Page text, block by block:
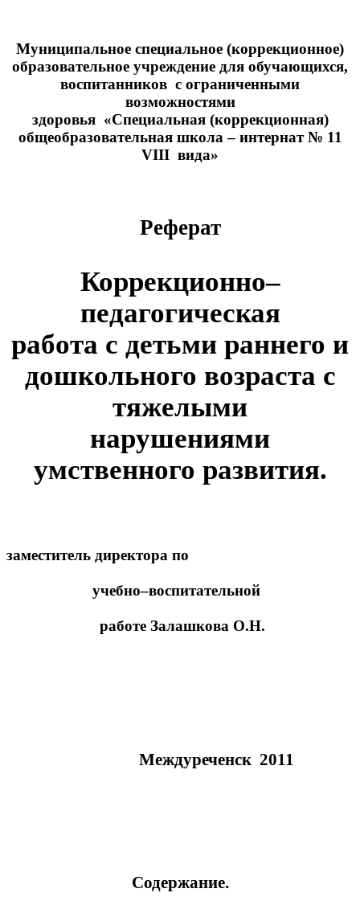
Муниципальное специальное (коррекционное)
образовательное учреждение для обучающихся,
воспитанников с ограниченными
возможностями
здоровья «Специальная (коррекционная)
общеобразовательная школа – интернат № 11
VIII вида»
Реферат
Коррекционно–
педагогическая
работа с детьми раннего и
дошкольного возраста с
тяжелыми
нарушениями
умственного развития.
заместитель директора по
учебно–воспитательной
работе Залашкова О.Н.
Междуреченск 2011
Содержание.